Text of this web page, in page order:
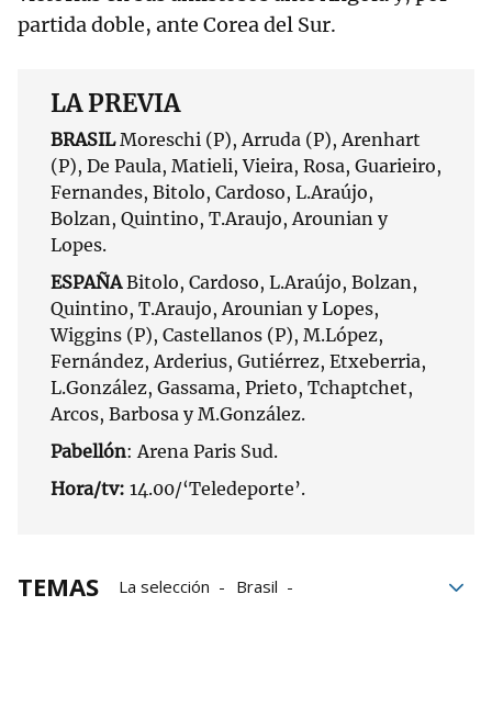
partida doble, ante Corea del Sur.
LA PREVIA
BRASILMoreschi (P), Arruda (P), Arenhart
(P), De Paula, Matieli, Vieira, Rosa, Guarieiro,
Fernandes, Bitolo, Cardoso, L.Araújo,
Bolzan, Quintino, T.Araujo, Arounian y
Lopes.
ESPAÑABitolo, Cardoso, L.Araújo, Bolzan,
Quintino, T.Araujo, Arounian y Lopes,
Wiggins (P), Castellanos (P), M.López,
Fernández, Arderius, Gutiérrez, Etxeberria,
L.González, Gassama, Prieto, Tchaptchet,
Arcos, Barbosa y M.González.
Pabellón: Arena Paris Sud.
Hora/tv: 14.00/‘Teledeporte’.
TEMAS La selección
Brasil